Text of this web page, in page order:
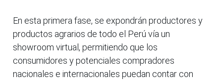
En esta primera fase, se expondrán productores y
productos agrarios de todo el Perú vía un
showroom virtual, permitiendo que los
consumidores y potenciales compradores
nacionales e internacionales puedan contar con